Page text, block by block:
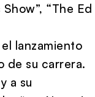
“The Ed
lanzamiento
de su carrera.
a su